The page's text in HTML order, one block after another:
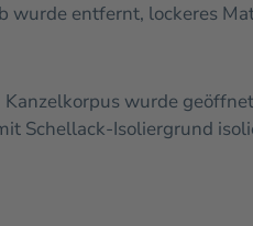
wurde entfernt, lockeres
Kanzelkorpus wurde
Schellack-Isoliergrund